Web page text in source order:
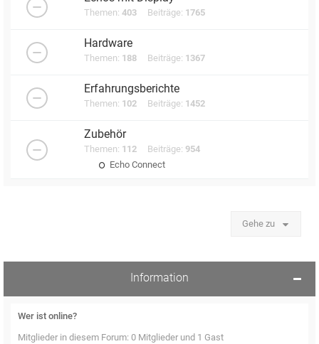
Themen: 403 Beiträge: 1765
Hardware
Themen: 188 Beiträge: 1367
Erfahrungsberichte
Themen: 102 Beiträge: 1452
Zubehör
Themen: 112 Beiträge: 954
Echo Connect
Gehe zu
Information
Wer ist online?
Mitglieder in diesem Forum: 0 Mitglieder und 1 Gast